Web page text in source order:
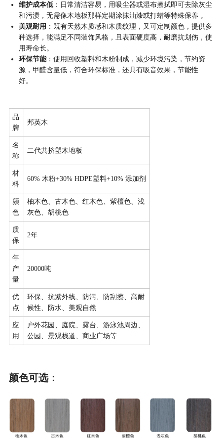
维护成本低：日常清洁容易，用吸尘器或湿布擦拭即可去除灰尘
和污渍，无需像木地板那样定期涂抹油漆或打蜡等特殊保养 。
美观耐用 ：既有天然木质感和木质纹理，又可定制颜色，提供多
种选择，能满足不同装饰风格，且表面硬度高，耐磨抗划伤，使
用寿命长。
环保节能：使用回收塑料和木粉制成，减少环境污染，节约资
源，甲醛含量低，符合环保标准，还具有吸音效果，节能性
好。
品
牌
邦英木
名
称
二代共挤塑木地板
材
料
60% 木粉+30% HDPE塑料+10% 添加剂
颜
色
柚木色、古木色、红木色、紫檀色、浅
灰色、胡桃色
质
保
2年
年
产
量
20000吨
优
点
环保、抗紫外线、防污、防刮擦、高耐
候性、防水、美观自然
应
用
户外花园、庭院、露台、游泳池周边、
公园、景观栈道、商业广场等
颜色可选：